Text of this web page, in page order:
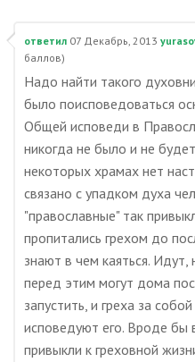
ответил 07 Декабрь, 2013
баллов)
Надо найти такого
было поисповедоваться
Общей исповеди в
никогда не было и не
некоторых храмах нет
связано с упадком духа
"православные" так
пропитались грехом до
знают в чем каяться.
перед этим могут дома
запустить, и греха за
исповедуют его. Вроде бы
привыкли к греховной